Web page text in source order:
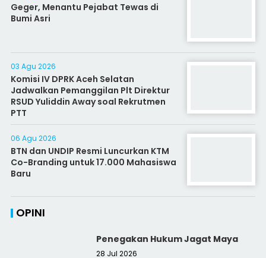
Geger, Menantu Pejabat Tewas di
Bumi Asri
03 Agu 2026
Komisi IV DPRK Aceh Selatan
Jadwalkan Pemanggilan Plt Direktur
RSUD Yuliddin Away soal Rekrutmen
PTT
06 Agu 2026
BTN dan UNDIP Resmi Luncurkan KTM
Co-Branding untuk 17.000 Mahasiswa
Baru
OPINI
Penegakan Hukum Jagat Maya
28 Jul 2026